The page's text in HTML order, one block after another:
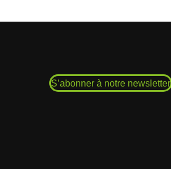
S’abonner à notre newsletter